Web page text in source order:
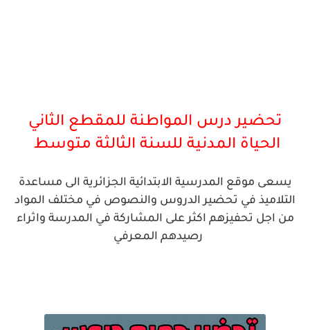
تحضير درس المواطنة للمقطع الثاني
الحياة المدنية للسنة الثالثة متوسط
يسعى موقع المدرسية الابتدائية الجزائرية الى مساعدة
التلاميذ في تحضير الدروس والنصوص في مختلف المواد
من اجل تحفيزهم اكثر على المشاركة في المدرسة واثراء
رصيدهم المعرفي